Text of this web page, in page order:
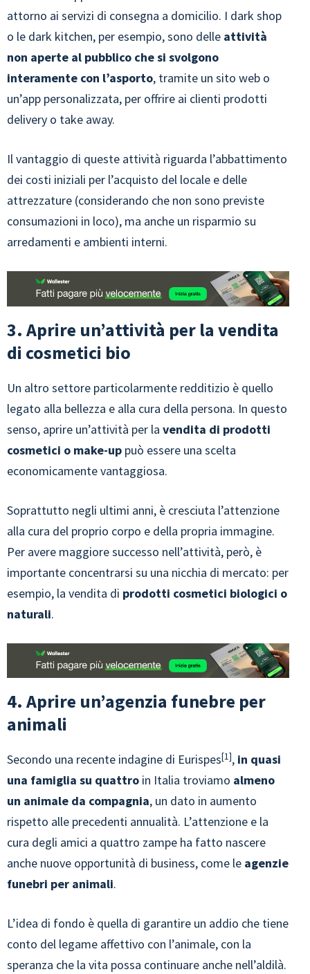
attorno ai servizi di consegna a domicilio. I dark shop
o le dark kitchen, per esempio, sono delle attività
non aperte al pubblico che si svolgono
interamente con l’asporto, tramite un sito web o
un’app personalizzata, per offrire ai clienti prodotti
delivery o take away.
Il vantaggio di queste attività riguarda l’abbattimento
dei costi iniziali per l’acquisto del locale e delle
attrezzature (considerando che non sono previste
consumazioni in loco), ma anche un risparmio su
arredamenti e ambienti interni.
3. Aprire un’attività per la vendita
di cosmetici bio
Un altro settore particolarmente redditizio è quello
legato alla bellezza e alla cura della persona. In questo
senso, aprire un’attività per la vendita di prodotti
cosmetici o make-up può essere una scelta
economicamente vantaggiosa.
Soprattutto negli ultimi anni, è cresciuta l’attenzione
alla cura del proprio corpo e della propria immagine.
Per avere maggiore successo nell’attività, però, è
importante concentrarsi su una nicchia di mercato: per
esempio, la vendita di prodotti cosmetici biologici o
naturali.
4. Aprire un’agenzia funebre per
animali
Secondo una recente indagine di Eurispes 1 , in quasi
una famiglia su quattro in Italia troviamo almeno
un animale da compagnia, un dato in aumento
rispetto alle precedenti annualità. L’attenzione e la
cura degli amici a quattro zampe ha fatto nascere
anche nuove opportunità di business, come le agenzie
funebri per animali.
L’idea di fondo è quella di garantire un addio che tiene
conto del legame affettivo con l’animale, con la
speranza che la vita possa continuare anche nell’aldilà.